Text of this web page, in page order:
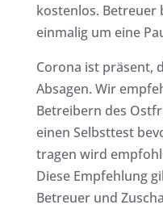
kostenlos. Betreuer
einmalig um eine
Corona ist präsent,
Absagen. Wir
Betreibern des
einen Selbsttest
tragen wird
Diese Empfehlung
Betreuer und